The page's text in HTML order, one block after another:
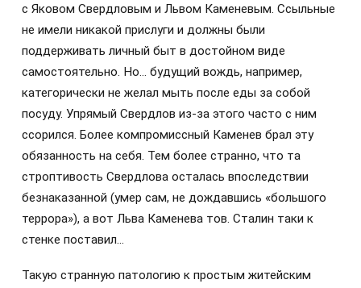
с Яковом Свердловым и Львом Каменевым. Ссыльные
не имели никакой прислуги и должны были
поддерживать личный быт в достойном виде
самостоятельно. Но… будущий вождь, например,
категорически не желал мыть после еды за собой
посуду. Упрямый Свердлов из-за этого часто с ним
ссорился. Более компромиссный Каменев брал эту
обязанность на себя. Тем более странно, что та
строптивость Свердлова осталась впоследствии
безнаказанной (умер сам, не дождавшись «большого
террора»), а вот Льва Каменева тов. Сталин таки к
стенке поставил…
Такую странную патологию к простым житейским